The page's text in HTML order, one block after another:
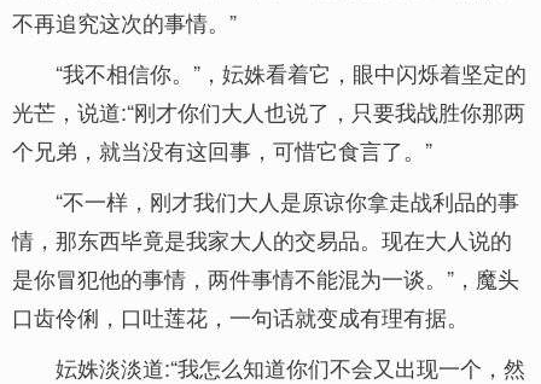
不再追究这次的事情。”
“我不相信你。”，妘姝看着它，眼中闪烁着坚定的
光芒，说道:“刚才你们大人也说了，只要我战胜你那两
个兄弟，就当没有这回事，可惜它食言了。”
“不一样，刚才我们大人是原谅你拿走战利品的事
情，那东西毕竟是我家大人的交易品。现在大人说的
是你冒犯他的事情，两件事情不能混为一谈。”，魔头
口齿伶俐，口吐莲花，一句话就变成有理有据。
妘姝淡淡道:“我怎么知道你们不会又出现一个，然